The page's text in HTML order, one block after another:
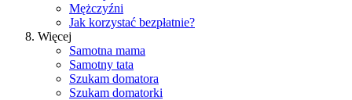
Mężczyźni
Jak korzystać bezpłatnie?
Więcej
Samotna mama
Samotny tata
Szukam domatora
Szukam domatorki